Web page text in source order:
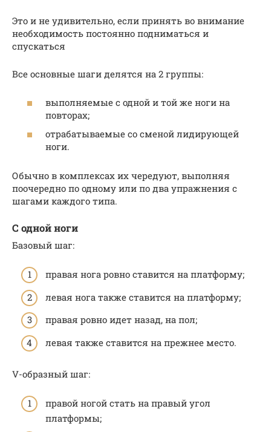
Это и не удивительно, если принять во внимание
необходимость постоянно подниматься и
спускаться
Все основные шаги делятся на 2 группы:
выполняемые с одной и той же ноги на
повторах;
отрабатываемые со сменой лидирующей
ноги.
Обычно в комплексах их чередуют, выполняя
поочередно по одному или по два упражнения с
шагами каждого типа.
С одной ноги
Базовый шаг:
правая нога ровно ставится на платформу;
левая нога также ставится на платформу;
правая ровно идет назад, на пол;
левая также ставится на прежнее место.
V-образный шаг:
правой ногой стать на правый угол
платформы;